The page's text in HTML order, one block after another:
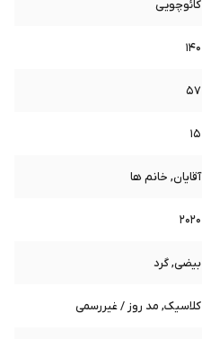
کائوچویی
140
57
15
آقایان, خانم ها
2020
بیضی, گرد
کلاسیک, مد روز / غیررسمی